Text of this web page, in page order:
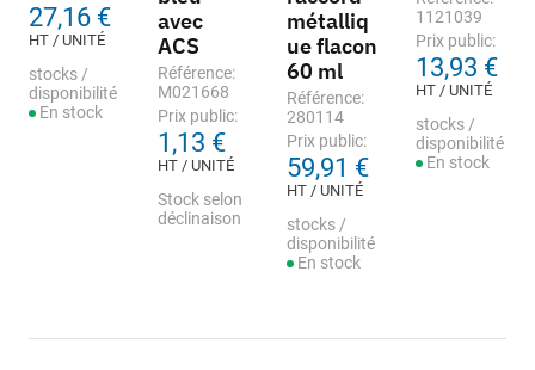
27,16 €
HT / UNITÉ
stocks /
disponibilité
En stock
avec
ACS
Référence:
M021668
Prix public:
1,13 €
HT / UNITÉ
Stock selon
déclinaison
métalliq
ue flacon
60 ml
Référence:
280114
Prix public:
59,91 €
HT / UNITÉ
stocks /
disponibilité
En stock
1121039
Prix public:
13,93 €
HT / UNITÉ
stocks /
disponibilité
En stock